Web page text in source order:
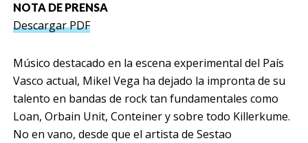
NOTA DE PRENSA
Descargar PDF
Músico destacado en la escena experimental del País
Vasco actual, Mikel Vega ha dejado la impronta de su
talento en bandas de rock tan fundamentales como
Loan, Orbain Unit, Conteiner y sobre todo Killerkume.
No en vano, desde que el artista de Sestao